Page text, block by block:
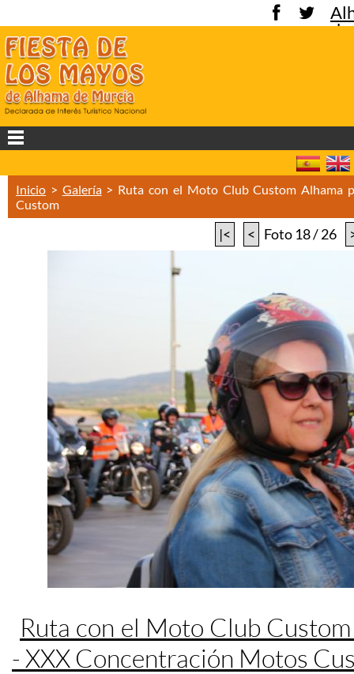
de
Inicio > Galería> Ruta con el Moto Club Custom Alhama
Custom
|< < Foto 18 / 26
Ruta con el Moto Club
- XXX Concentración Motos